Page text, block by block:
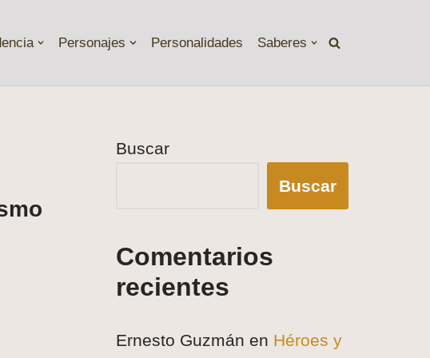
Personajes Personalidades Saberes
Buscar
Buscar
Comentarios
recientes
Ernesto Guzmán en Héroes y